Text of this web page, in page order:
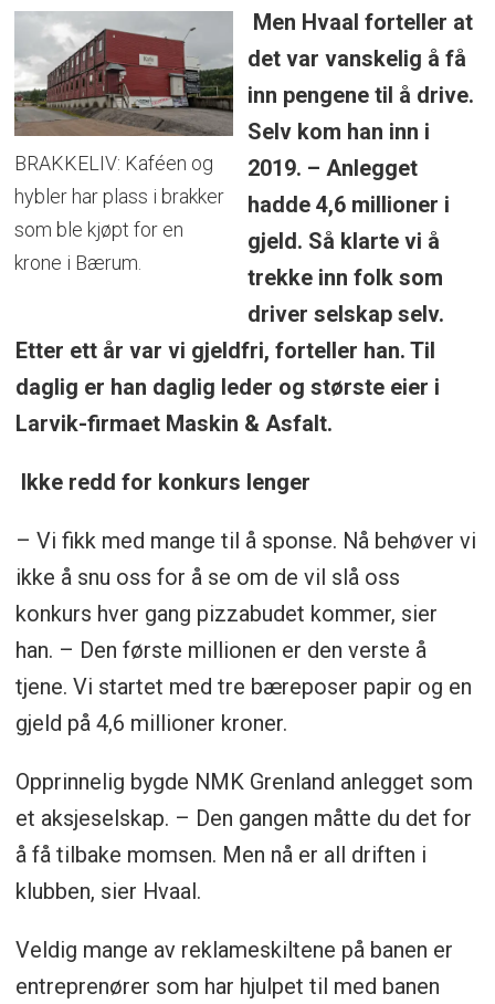
BRAKKELIV: Kaféen og
hybler har plass i brakker
som ble kjøpt for en
krone i Bærum.
Men Hvaal forteller at
det var vanskelig å få
inn pengene til å drive.
Selv kom han inn i
2019. – Anlegget
hadde 4,6 millioner i
gjeld. Så klarte vi å
trekke inn folk som
driver selskap selv.
Etter ett år var vi gjeldfri, forteller han. Til
daglig er han daglig leder og største eier i
Larvik-firmaet Maskin & Asfalt.
Ikke redd for konkurs lenger
– Vi fikk med mange til å sponse. Nå behøver vi
ikke å snu oss for å se om de vil slå oss
konkurs hver gang pizzabudet kommer, sier
han. – Den første millionen er den verste å
tjene. Vi startet med tre bæreposer papir og en
gjeld på 4,6 millioner kroner.
Opprinnelig bygde NMK Grenland anlegget som
et aksjeselskap. – Den gangen måtte du det for
å få tilbake momsen. Men nå er all driften i
klubben, sier Hvaal.
Veldig mange av reklameskiltene på banen er
entreprenører som har hjulpet til med banen